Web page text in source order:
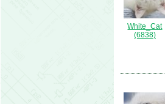
White_Cat
(6838)